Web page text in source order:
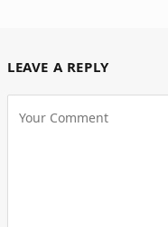
LEAVE A REPLY